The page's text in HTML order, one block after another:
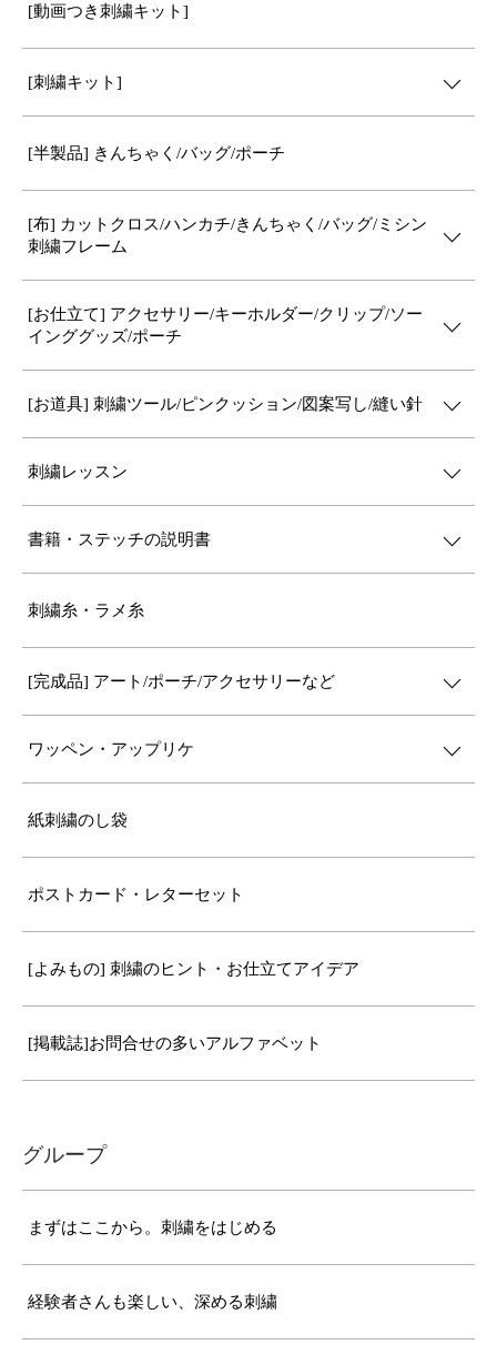
[動画つき刺繍キット]
[刺繍キット]
[半製品] きんちゃく/バッグ/ポーチ
[布] カットクロス/ハンカチ/きんちゃく/バッグ/ミシン
刺繍フレーム
[お仕立て] アクセサリー/キーホルダー/クリップ/ソー
インググッズ/ポーチ
[お道具] 刺繍ツール/ピンクッション/図案写し/縫い針
刺繍レッスン
書籍・ステッチの説明書
刺繍糸・ラメ糸
[完成品] アート/ポーチ/アクセサリーなど
ワッペン・アップリケ
紙刺繍のし袋
ポストカード・レターセット
[よみもの] 刺繍のヒント・お仕立てアイデア
[掲載誌]お問合せの多いアルファベット
グループ
まずはここから。刺繍をはじめる
経験者さんも楽しい、深める刺繍